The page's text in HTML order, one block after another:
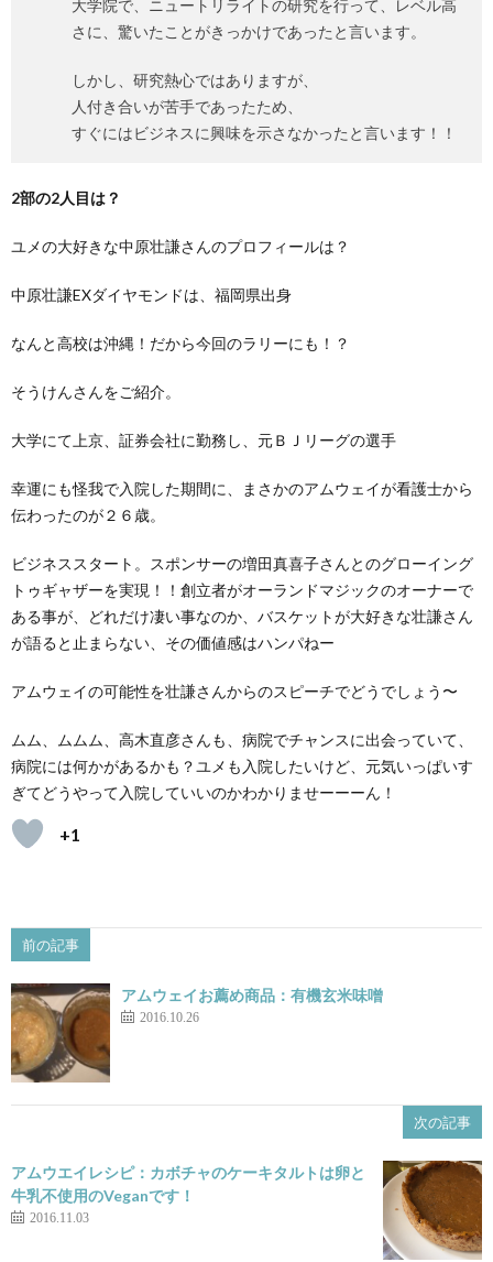
大学院で、ニュートリライトの研究を行って、レベル高
さに、驚いたことがきっかけであったと言います。
しかし、研究熱心ではありますが、
人付き合いが苦手であったため、
すぐにはビジネスに興味を示さなかったと言います！！
2部の2人目は？
ユメの大好きな中原壮謙さんのプロフィールは？
中原壮謙EXダイヤモンドは、福岡県出身
なんと高校は沖縄！だから今回のラリーにも！？
そうけんさんをご紹介。
大学にて上京、証券会社に勤務し、元ＢＪリーグの選手
幸運にも怪我で入院した期間に、まさかのアムウェイが看護士から
伝わったのが２６歳。
ビジネススタート。スポンサーの増田真喜子さんとのグローイング
トゥギャザーを実現！！創立者がオーランドマジックのオーナーで
ある事が、どれだけ凄い事なのか、バスケットが大好きな壮謙さん
が語ると止まらない、その価値感はハンパねー
アムウェイの可能性を壮謙さんからのスピーチでどうでしょう〜
ムム、ムムム、高木直彦さんも、病院でチャンスに出会っていて、
病院には何かがあるかも？ユメも入院したいけど、元気いっぱいす
ぎてどうやって入院していいのかわかりませーーーん！
+1
前の記事
アムウェイお薦め商品：有機玄米味噌
2016.10.26
次の記事
アムウエイレシピ：カボチャのケーキタルトは卵と
牛乳不使用のVeganです！
2016.11.03